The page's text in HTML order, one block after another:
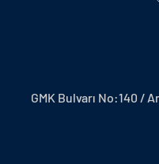
GMK Bulvarı No:140 /